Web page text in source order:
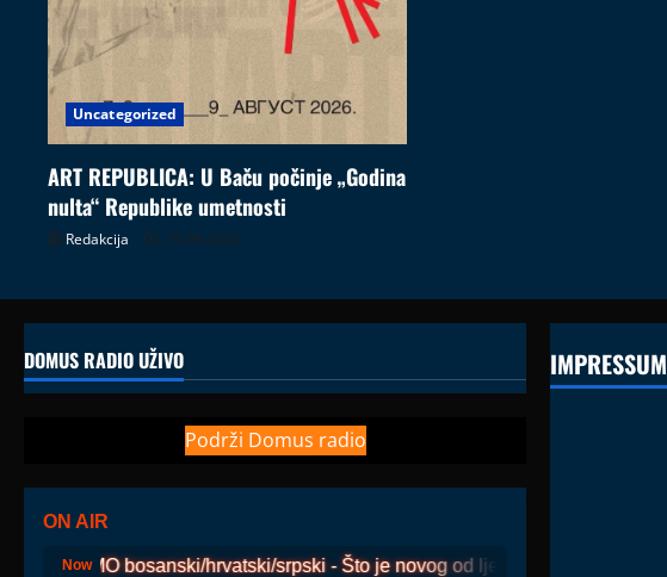
Uncategorized
ART REPUBLICA: U Baču počinje „Godina
nulta“ Republike umetnosti
Redakcija 05.08.2026
DOMUS RADIO UŽIVO
Podrži Domus radio
ON AIR
Now
COSMO bosanski/hrvatski/srpski - Što je novog od ljeta 2026.?
IMPRESSUM